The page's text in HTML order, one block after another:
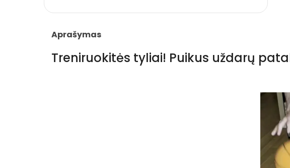
Aprašymas
Treniruokitės tyliai! Puikus uždarų